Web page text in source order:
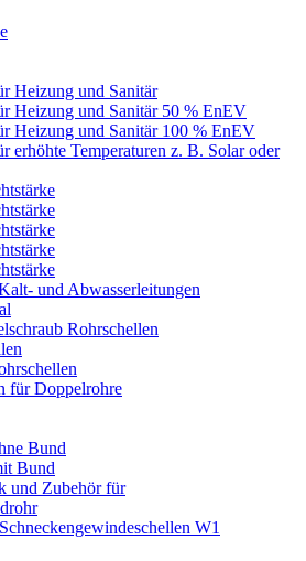
Heizung und Sanitär
Heizung und Sanitär 50 % EnEV
Heizung und Sanitär 100 % EnEV
erhöhte Temperaturen z. B. Solar oder
und Abwasserleitungen
Rohrschellen
für Doppelrohre
Bund
Bund
und Zubehör für
W1